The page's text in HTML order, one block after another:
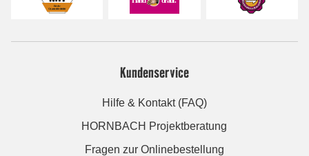
Kundenservice
Hilfe & Kontakt (FAQ)
HORNBACH Projektberatung
Fragen zur Onlinebestellung